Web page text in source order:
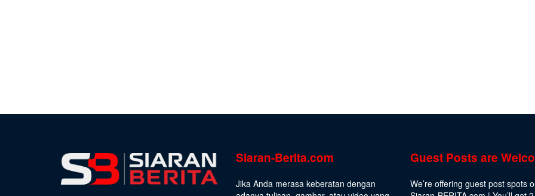
Siaran-Berita.com
Jika Anda merasa keberatan dengan
Guest Posts are
We’re offering guest post spots